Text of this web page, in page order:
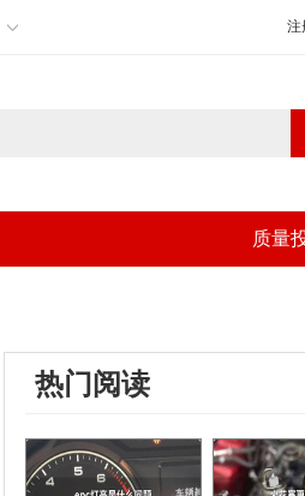
注
质量
热门阅读